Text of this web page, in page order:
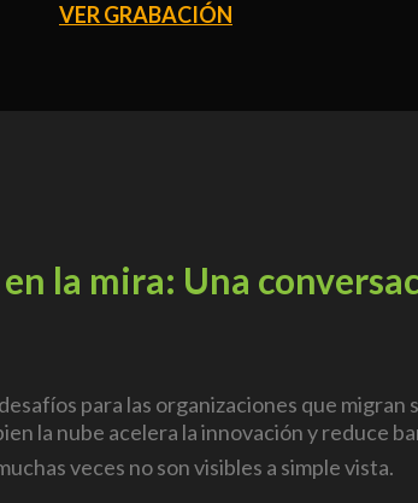
VER GRABACIÓN
la mira: Una
para las organizaciones que
la nube acelera la innovación y reduce
veces no son visibles a simple vista.